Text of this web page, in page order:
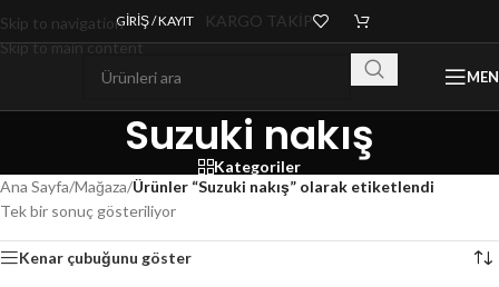
Skip to navigation
Skip to main content
GIRIŞ / KAYIT KARGO TAKİP
Suzuki nakış
Kategoriler
Ana Sayfa/Mağaza/Ürünler “Suzuki nakış” olarak etiketlendi
Tek bir sonuç gösteriliyor
Kenar çubuğunu göster